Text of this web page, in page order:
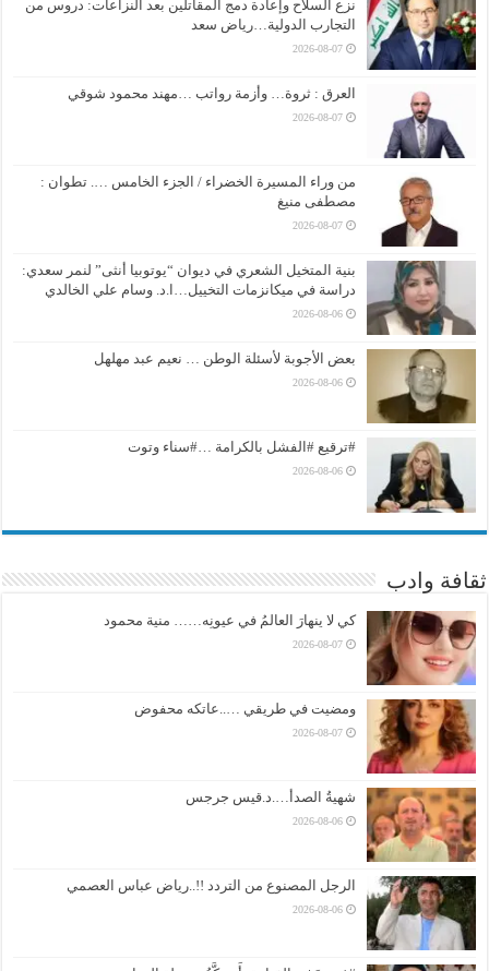
نزع السلاح وإعادة دمج المقاتلين بعد النزاعات: دروس من
التجارب الدولية…رياض سعد
2026-08-07
العرق : ثروة… وأزمة رواتب …مهند محمود شوقي
2026-08-07
من وراء المسيرة الخضراء / الجزء الخامس …. تطوان :
مصطفى منيغ
2026-08-07
بنية المتخيل الشعري في ديوان “يوتوبيا أنثى” لنمر سعدي:
دراسة في ميكانزمات التخييل…ا.د. وسام علي الخالدي
2026-08-06
بعض الأجوبة لأسئلة الوطن … نعيم عبد مهلهل
2026-08-06
#ترقيع #الفشل بالكرامة …#سناء وتوت
2026-08-06
ثقافة وادب
كي لا ينهارَ العالمُ في عيونِه…… منية محمود
2026-08-07
ومضيت في طريقي …..عاتكه محفوض
2026-08-07
شهيةُ الصدأ….د.قيس جرجس
2026-08-06
الرجل المصنوع من التردد !!..رياض عباس العصمي
2026-08-06